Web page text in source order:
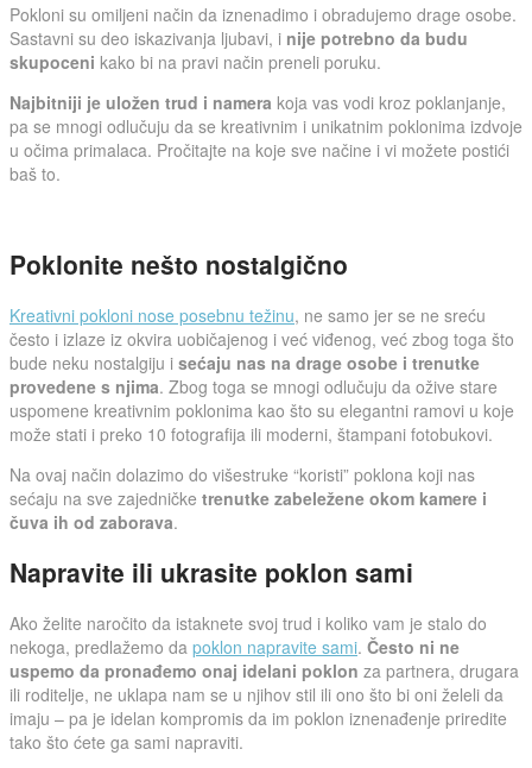
Pokloni su omiljeni način da iznenadimo i obradujemo drage osobe.
Sastavni su deo iskazivanja ljubavi, i nije potrebno da budu
skupoceni kako bi na pravi način preneli poruku.
Najbitniji je uložen trud i namera koja vas vodi kroz poklanjanje,
pa se mnogi odlučuju da se kreativnim i unikatnim poklonima izdvoje
u očima primalaca. Pročitajte na koje sve načine i vi možete postići
baš to.
Poklonite nešto nostalgično
Kreativni pokloni nose posebnu težinu, ne samo jer se ne sreću
često i izlaze iz okvira uobičajenog i već viđenog, već zbog toga što
bude neku nostalgiju i sećaju nas na drage osobe i trenutke
provedene s njima. Zbog toga se mnogi odlučuju da ožive stare
uspomene kreativnim poklonima kao što su elegantni ramovi u koje
može stati i preko 10 fotografija ili moderni, štampani fotobukovi.
Na ovaj način dolazimo do višestruke “koristi” poklona koji nas
sećaju na sve zajedničke trenutke zabeležene okom kamere i
čuva ih od zaborava.
Napravite ili ukrasite poklon sami
Ako želite naročito da istaknete svoj trud i koliko vam je stalo do
nekoga, predlažemo da poklon napravite sami. Često ni ne
uspemo da pronađemo onaj idelani poklon za partnera, drugara
ili roditelje, ne uklapa nam se u njihov stil ili ono što bi oni želeli da
imaju – pa je idelan kompromis da im poklon iznenađenje priredite
tako što ćete ga sami napraviti.